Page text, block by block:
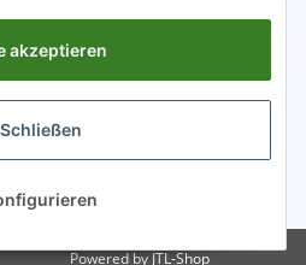
Powered by JTL-Shop
akzeptieren
Schließen